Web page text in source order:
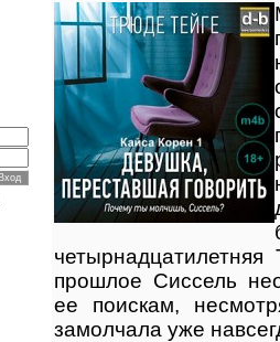
прошлое Сиссель
ее поискам,
замолчала уже